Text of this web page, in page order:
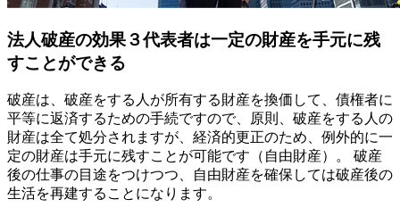
法人破産の効果３代表者は一定の財産を手元に残
すことができる
破産は、破産をする人が所有する財産を換価して、債権者に
平等に返済するための手続ですので、原則、破産をする人の
財産は全て処分されますが、経済的更正のため、例外的に一
定の財産は手元に残すことが可能です（自由財産）。 破産
後の仕事の目途をつけつつ、自由財産を確保しては破産後の
生活を再建することになります。